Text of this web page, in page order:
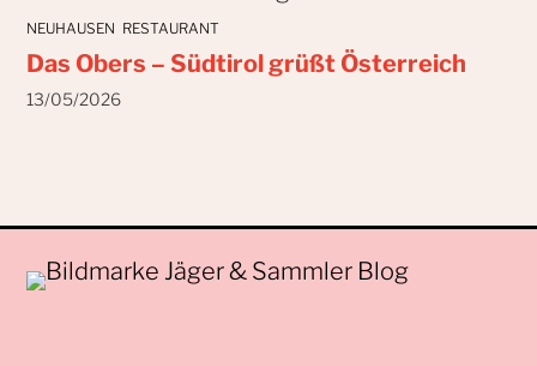
NEUHAUSEN RESTAURANT
Das Obers – Südtirol grüßt Österreich
13/05/2026